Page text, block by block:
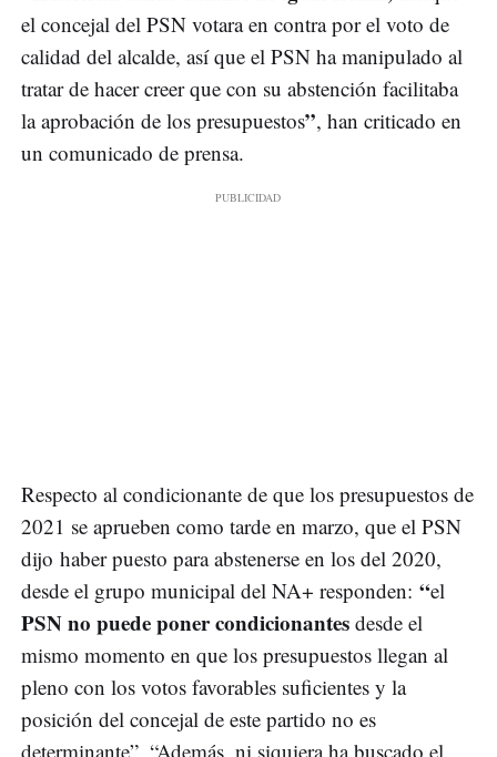
el concejal del PSN votara en contra por el voto de
calidad del alcalde, así que el PSN ha manipulado al
tratar de hacer creer que con su abstención facilitaba
la aprobación de los presupuestos”, han criticado en
un comunicado de prensa.
Respecto al condicionante de que los presupuestos de
2021 se aprueben como tarde en marzo, que el PSN
dijo haber puesto para abstenerse en los del 2020,
desde el grupo municipal del NA+ responden: “el
PSN no puede poner condicionantes desde el
mismo momento en que los presupuestos llegan al
pleno con los votos favorables suficientes y la
posición del concejal de este partido no es
determinante”. “Además, ni siquiera ha buscado el